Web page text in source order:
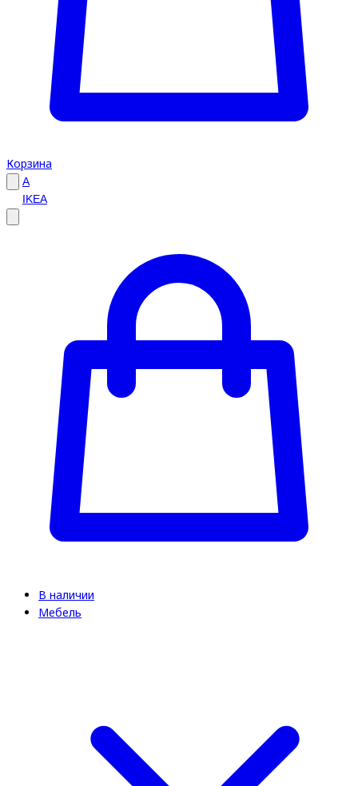
Корзина
A
IKEA
В наличии
Мебель